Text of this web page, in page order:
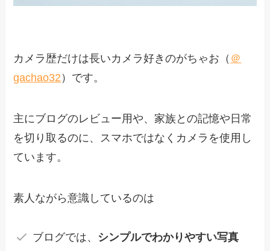
カメラ歴だけは長いカメラ好きのがちゃお（ ＠
gachao32 ）です。
主にブログのレビュー用や、家族との記憶や日常
を切り取るのに、スマホではなくカメラを使用し
ています。
素人ながら意識しているのは
ブログでは、 シンプルでわかりやすい写真